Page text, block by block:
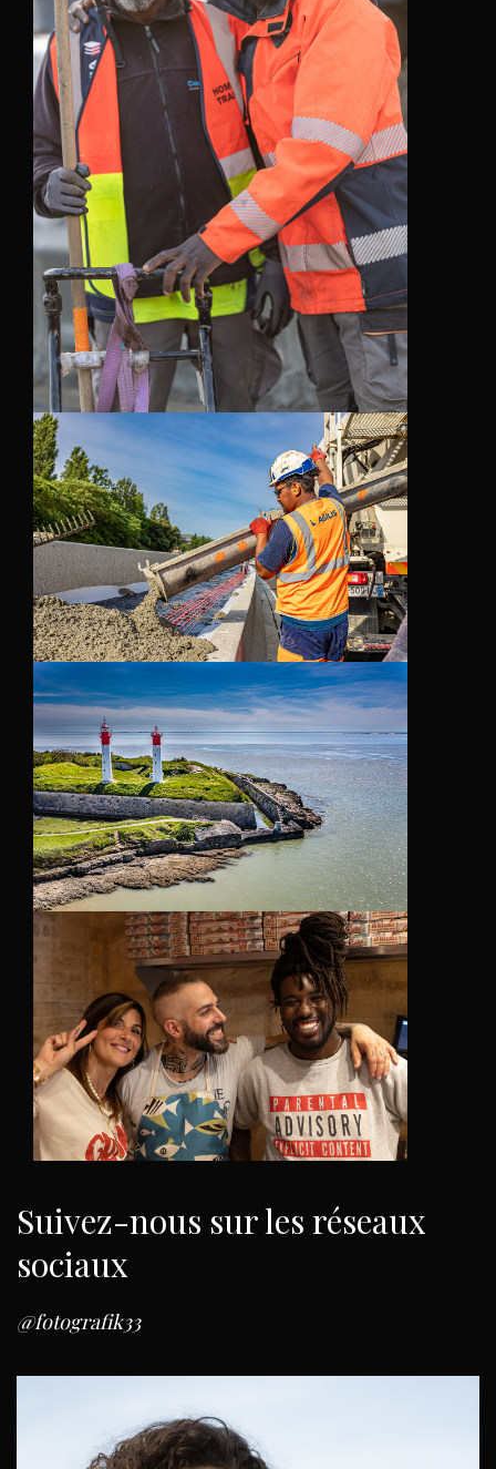
Suivez-nous sur les réseaux
sociaux
@fotografik33